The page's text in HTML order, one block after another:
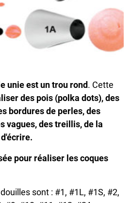
unie est un trou rond. Cette
des pois (polka dots), des
bordures de perles, des
vagues, des treillis, de la
pour réaliser les coques
sont : #1, #1L, #1S, #2,